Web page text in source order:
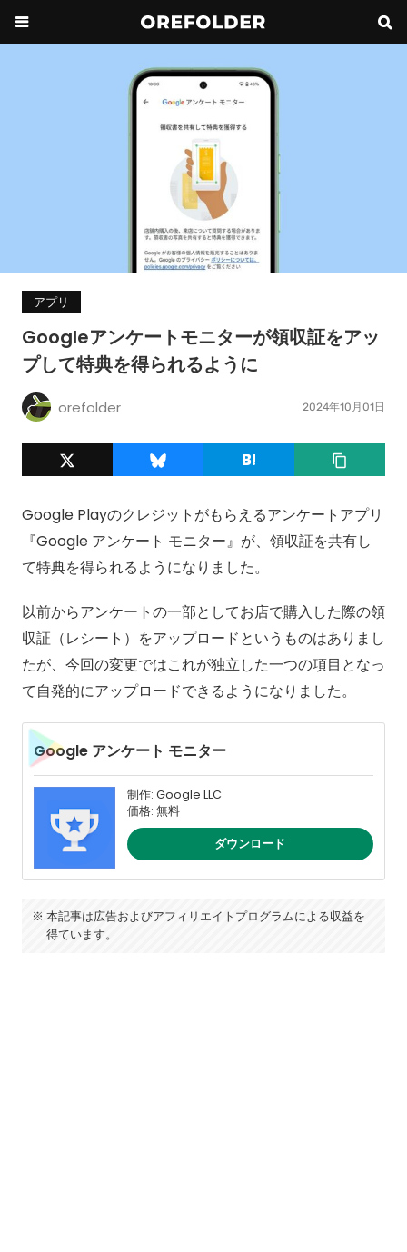
アプリ
Googleアンケートモニターが領収証をアッ
プして特典を得られるように
orefolder 2024年10月01日
Google Playのクレジットがもらえるアンケートアプリ
『Google アンケート モニター』が、領収証を共有し
て特典を得られるようになりました。
以前からアンケートの一部としてお店で購入した際の領
収証（レシート）をアップロードというものはありまし
たが、今回の変更ではこれが独立した一つの項目となっ
て自発的にアップロードできるようになりました。
Google アンケート モニター
制作: Google LLC
価格: 無料
ダウンロード
本記事は広告およびアフィリエイトプログラムによる収益を
得ています。